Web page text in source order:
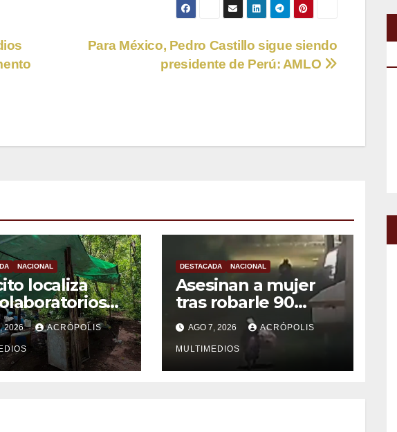
Para México, Pedro Castillo sigue siendo
presidente de Perú: AMLO
NACIONAL
localiza
2026 ACRÓPOLIS
DESTACADA NACIONAL
Asesinan a mujer
tras robarle 90
pesos
AGO 7, 2026 ACRÓPOLIS
MULTIMEDIOS